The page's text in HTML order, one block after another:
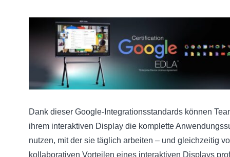
Dank dieser Google-Integrationsstandards können
ihrem interaktiven Display die komplette
nutzen, mit der sie täglich arbeiten – und gleichzeitig
kollaborativen Vorteilen eines interaktiven Displays